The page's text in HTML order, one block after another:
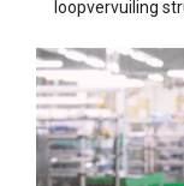
loopvervuiling